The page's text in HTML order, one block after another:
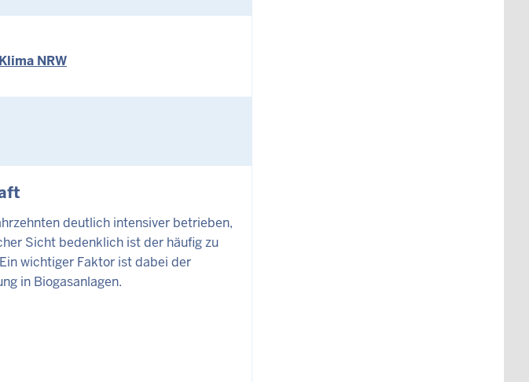
NRW
deutlich intensiver betrieben,
Sicht bedenklich ist der häufig zu
wichtiger Faktor ist dabei der
in Biogasanlagen.